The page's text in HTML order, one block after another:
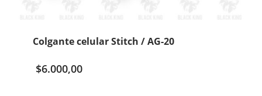
Colgante celular Stitch / AG-20
$6.000,00